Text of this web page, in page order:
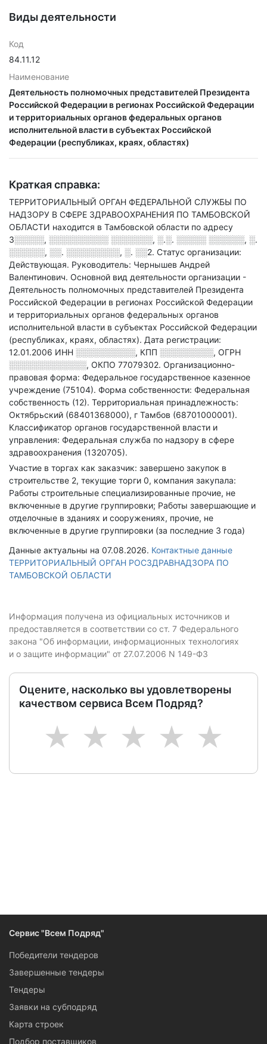
Виды деятельности
Код
84.11.12
Наименование
Деятельность полномочных представителей Президента
Российской Федерации в регионах Российской Федерации
и территориальных органов федеральных органов
исполнительной власти в субъектах Российской
Федерации (республиках, краях, областях)
Краткая справка:
ТЕРРИТОРИАЛЬНЫЙ ОРГАН ФЕДЕРАЛЬНОЙ СЛУЖБЫ ПО
НАДЗОРУ В СФЕРЕ ЗДРАВООХРАНЕНИЯ ПО ТАМБОВСКОЙ
ОБЛАСТИ находится в Тамбовской области по адресу
3░░░░░, ░░░░░░░░░░ ░░░░░░░, ░.░. ░░░░░ ░░░░░░, ░.
░░░░░░, ░░. ░░░░░░░░░, ░. ░░2. Статус организации:
Действующая. Руководитель: Чернышев Андрей
Валентинович. Основной вид деятельности организации -
Деятельность полномочных представителей Президента
Российской Федерации в регионах Российской Федерации
и территориальных органов федеральных органов
исполнительной власти в субъектах Российской Федерации
(республиках, краях, областях). Дата регистрации:
12.01.2006 ИНН ░░░░░░░░░░, КПП ░░░░░░░░░, ОГРН
░░░░░░░░░░░░░, ОКПО 77079302. Организационно-
правовая форма: Федеральное государственное казенное
учреждение (75104). Форма собственности: Федеральная
собственность (12). Территориальная принадлежность:
Октябрьский (68401368000), г Тамбов (68701000001).
Классификатор органов государственной власти и
управления: Федеральная служба по надзору в сфере
здравоохранения (1320705).
Участие в торгах как заказчик: завершено закупок в
строительстве 2, текущие торги 0, компания закупала:
Работы строительные специализированные прочие, не
включенные в другие группировки; Работы завершающие и
отделочные в зданиях и сооружениях, прочие, не
включенные в другие группировки (за последние 3 года)
Данные актуальны на 07.08.2026. Контактные данные
ТЕРРИТОРИАЛЬНЫЙ ОРГАН РОСЗДРАВНАДЗОРА ПО
ТАМБОВСКОЙ ОБЛАСТИ
Информация получена из официальных источников и
предоставляется в соответствии со ст. 7 Федерального
закона "Об информации, информационных технологиях
и о защите информации" от 27.07.2006 N 149-ФЗ
Оцените, насколько вы удовлетворены
качеством сервиса Всем Подряд?
5
4
3
2
1
Сервис "Всем Подряд"
Победители тендеров
Завершенные тендеры
Тендеры
Заявки на субподряд
Карта строек
Подбор поставщиков